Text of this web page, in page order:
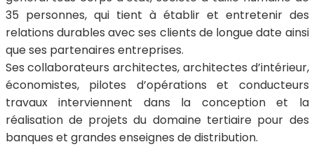
35 personnes, qui tient à établir et entretenir des
relations durables avec ses clients de longue date ainsi
que ses partenaires entreprises.
Ses collaborateurs architectes, architectes d’intérieur,
économistes, pilotes d’opérations et conducteurs
travaux interviennent dans la conception et la
réalisation de projets du domaine tertiaire pour des
banques et grandes enseignes de distribution.